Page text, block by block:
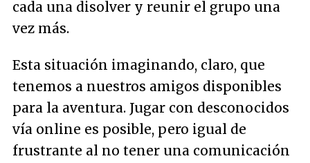
cada una disolver y reunir el grupo una
vez más.
Esta situación imaginando, claro, que
tenemos a nuestros amigos disponibles
para la aventura. Jugar con desconocidos
vía online es posible, pero igual de
frustrante al no tener una comunicación